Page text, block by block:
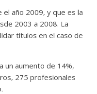
el año 2009, y que es la
2003 a 2008. La
títulos en el caso de
un aumento de 14%,
275 profesionales